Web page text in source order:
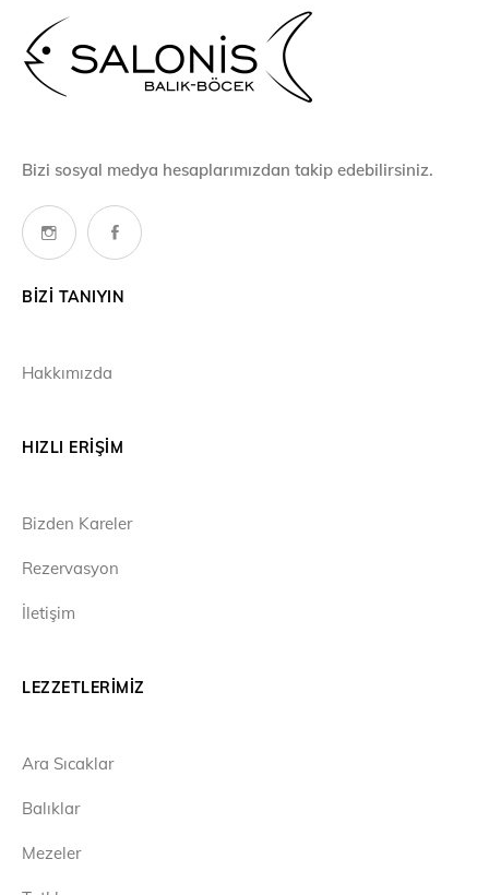
Bizi sosyal medya hesaplarımızdan takip edebilirsiniz.
BIZI TANIYIN
Hakkımızda
HIZLI ERIŞIM
Bizden Kareler
Rezervasyon
İletişim
LEZZETLERIMIZ
Ara Sıcaklar
Balıklar
Mezeler